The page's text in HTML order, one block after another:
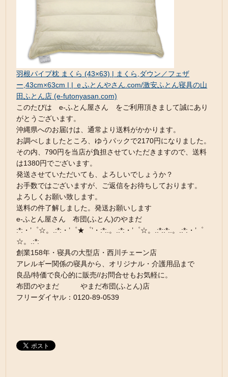
羽根パイプ枕 まくら (43×63) | まくら,ダウン／フェザ
ー,43cm×63cm | | ｅふとんやさん.com/激安ふとん寝具の山
田ふとん店 (e-futonyasan.com)
このたびは e-ふとん屋さん をご利用頂きまして誠にあり
がとうございます。
沖縄県へのお届けは、通常より送料がかかります。
お調べしましたところ、ゆうパックで2170円になりました。
その内、790円を当店が負担させていただきますので、送料
は1380円でございます。
発送させていただいても、よろしいでしょうか？
お手数ではございますが、ご返信をお待ちしております。
よろしくお願い致します。
送料の件了解しました。発送お願いします
e-ふとん屋さん 布団(ふとん)のやまだ
:*:・’゜☆。.:*:・’゜★゜’・:*:.。.:*:・’゜☆。.:*::*:.。.:*:・’゜
☆。.:*:
創業158年・寝具の大型店・西川チェーン店
アレルギー関係の寝具から、オリジナル・介護用品まで
良品/特価で良心的に販売//お問合せもお気軽に。
布団のやまだ やまだ布団(ふとん)店
フリーダイヤル：0120-89-0539